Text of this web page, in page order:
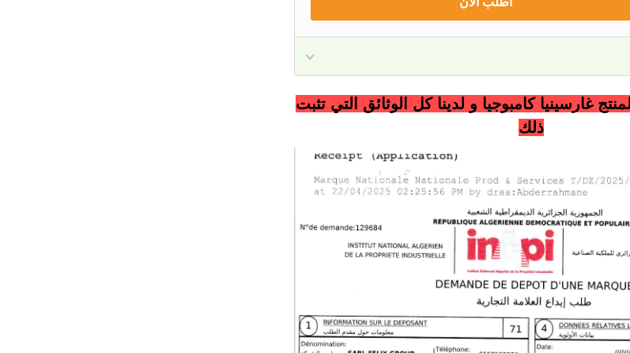
غارسينيا كامبوجيا و لدينا كل الوثائق التي تثبت
ذلك